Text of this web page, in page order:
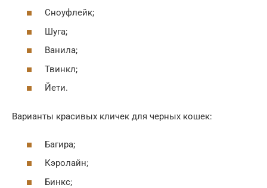
Сноуфлейк;
Шуга;
Ванила;
Твинкл;
Йети.
Варианты красивых кличек для черных кошек:
Багира;
Кэролайн;
Бинкс;